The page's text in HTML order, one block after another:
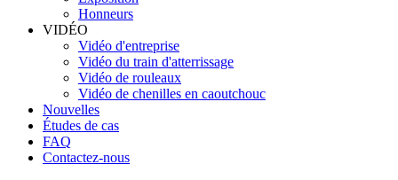
Honneurs
VIDÉO
Vidéo d'entreprise
Vidéo du train d'atterrissage
Vidéo de rouleaux
Vidéo de chenilles en caoutchouc
Nouvelles
Études de cas
FAQ
Contactez-nous